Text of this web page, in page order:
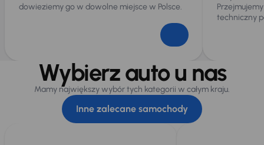
dowieziemy go w dowolne miejsce w Polsce.
techniczny
Wybierz auto u nas
Mamy największy wybór tych kategorii w całym kraju.
Inne zalecane samochody